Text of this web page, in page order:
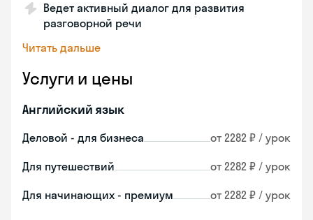
Ведет активный диалог для развития
разговорной речи
Читать дальше
Услуги и цены
Английский язык
Деловой - для бизнеса от 2282 ₽ / урок
Для путешествий от 2282 ₽ / урок
Для начинающих - премиум от 2282 ₽ / урок